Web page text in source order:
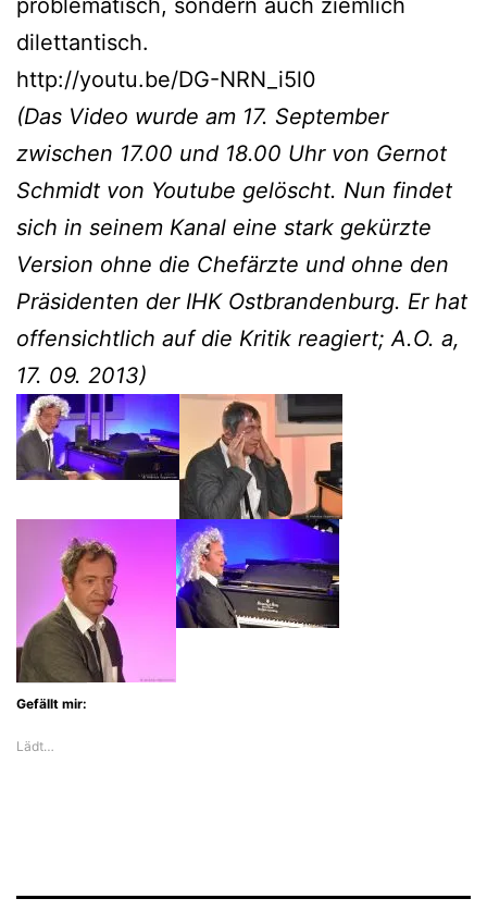
dilettantisch.
http://youtu.be/DG-NRN_i5l0
(Das Video wurde am 17. September
zwischen 17.00 und 18.00 Uhr von Gernot
Schmidt von Youtube gelöscht. Nun findet
sich in seinem Kanal eine stark gekürzte
Version ohne die Chefärzte und ohne den
Präsidenten der IHK Ostbrandenburg. Er hat
offensichtlich auf die Kritik reagiert; A.O. a,
17. 09. 2013)
Gefällt mir:
Lädt…